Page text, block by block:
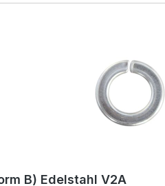
B) Edelstahl V2A